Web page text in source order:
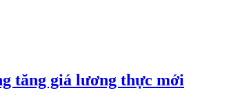
tăng giá lương thực mới